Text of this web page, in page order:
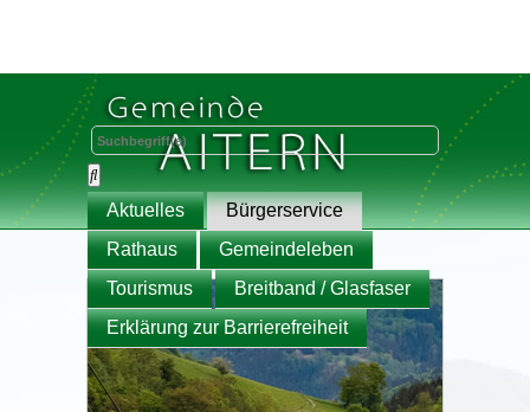
Aktuelles
Bürgerservice
Rathaus
Gemeindeleben
Tourismus
Breitband / Glasfaser
Erklärung zur Barrierefreiheit